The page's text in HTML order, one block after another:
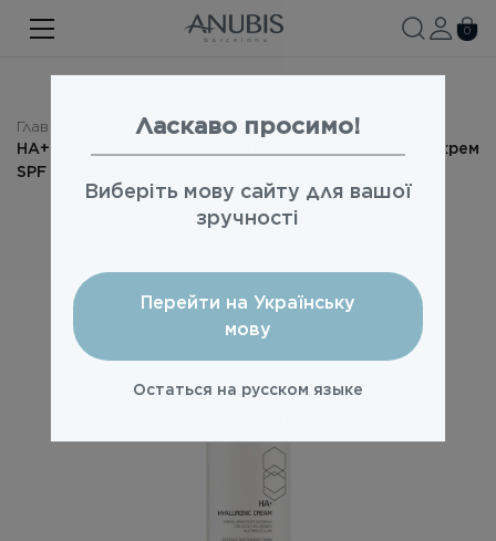
ЛИЦО
SPA
БРЕНДИРОВАННАЯ ПРОДУКЦИЯ
Новости
0
Главная
Anubis Med
НА+ hyaluronic cream / Интенсивно увлажняющий крем
SPF 30+ 250ml
Ласкаво просимо!
Виберіть мову сайту для вашої
зручності
Перейти на Українську
мову
Остаться на русском языке